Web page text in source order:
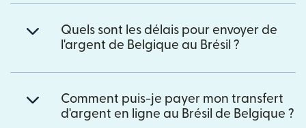
Quels sont les délais pour envoyer de
l'argent de Belgique au Brésil ?
Comment puis-je payer mon transfert
d'argent en ligne au Brésil de Belgique ?